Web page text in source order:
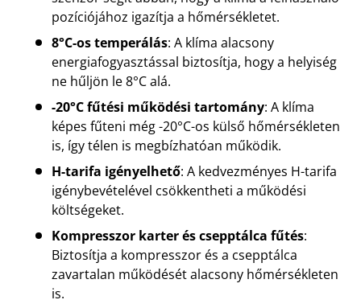
pozíciójához igazítja a hőmérsékletet.
8°C-os temperálás: A klíma alacsony
energiafogyasztással biztosítja, hogy a helyiség
ne hűljön le 8°C alá.
-20°C fűtési működési tartomány: A klíma
képes fűteni még -20°C-os külső hőmérsékleten
is, így télen is megbízhatóan működik.
H-tarifa igényelhető: A kedvezményes H-tarifa
igénybevételével csökkentheti a működési
költségeket.
Kompresszor karter és csepptálca fűtés:
Biztosítja a kompresszor és a csepptálca
zavartalan működését alacsony hőmérsékleten
is.